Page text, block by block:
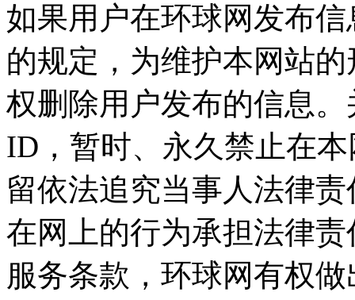
如果用户在环球网发布
的规定，为维护本网站
权删除用户发布的信息
ID，暂时、永久禁止在
留依法追究当事人法律
在网上的行为承担法律
服务条款，环球网有权